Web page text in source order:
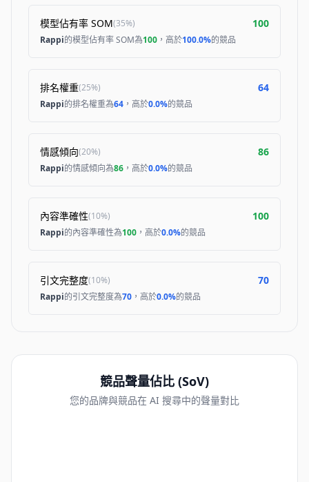
模型佔有率 SOM(35%) 100
Rappi的模型佔有率 SOM為100 ，高於100.0%的競品
排名權重(25%) 64
Rappi的排名權重為64 ，高於0.0%的競品
情感傾向(20%) 86
Rappi的情感傾向為86 ，高於0.0%的競品
內容準確性(10%) 100
Rappi的內容準確性為100 ，高於0.0%的競品
引文完整度(10%) 70
Rappi的引文完整度為70 ，高於0.0%的競品
競品聲量佔比 (SoV)
您的品牌與競品在 AI 搜尋中的聲量對比